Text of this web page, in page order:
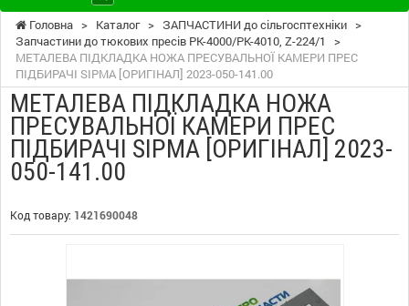
Головна > Каталог > ЗАПЧАСТИНИ до сільгосптехніки >
Запчастини до тюкових пресів PK-4000/PK-4010, Z-224/1
>
МЕТАЛЕВА ПІДКЛАДКА НОЖА ПРЕСУВАЛЬНОЇ КАМЕРИ ПРЕС
ПІДБИРАЧІ SIPMA [ОРИГІНАЛ] 2023-050-141.00
МЕТАЛЕВА ПІДКЛАДКА НОЖА
ПРЕСУВАЛЬНОЇ КАМЕРИ ПРЕС
ПІДБИРАЧІ SIPMA [ОРИГІНАЛ] 2023-
050-141.00
Код товару: 1421690048